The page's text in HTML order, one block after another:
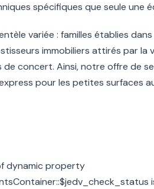
spécifiques que seule une
variée : familles établies
immobiliers attirés par
concert. Ainsi, notre offre de
pour les petites surfaces
dynamic property